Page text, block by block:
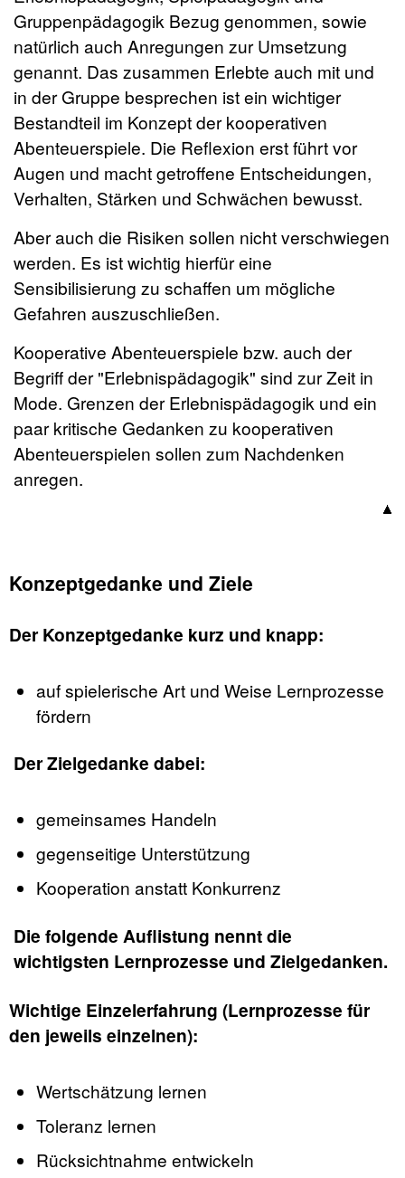
Gruppenpädagogik Bezug genommen, sowie
natürlich auch Anregungen zur Umsetzung
genannt. Das zusammen Erlebte auch mit und
in der Gruppe besprechen ist ein wichtiger
Bestandteil im Konzept der kooperativen
Abenteuerspiele. Die Reflexion erst führt vor
Augen und macht getroffene Entscheidungen,
Verhalten, Stärken und Schwächen bewusst.
Aber auch die Risiken sollen nicht verschwiegen
werden. Es ist wichtig hierfür eine
Sensibilisierung zu schaffen um mögliche
Gefahren auszuschließen.
Kooperative Abenteuerspiele bzw. auch der
Begriff der "Erlebnispädagogik" sind zur Zeit in
Mode. Grenzen der Erlebnispädagogik und ein
paar kritische Gedanken zu kooperativen
Abenteuerspielen sollen zum Nachdenken
anregen.
Konzeptgedanke und Ziele
Der Konzeptgedanke kurz und knapp:
auf spielerische Art und Weise Lernprozesse
fördern
Der Zielgedanke dabei:
gemeinsames Handeln
gegenseitige Unterstützung
Kooperation anstatt Konkurrenz
Die folgende Auflistung nennt die
wichtigsten Lernprozesse und Zielgedanken.
Wichtige Einzelerfahrung (Lernprozesse für
den jeweils einzelnen):
Wertschätzung lernen
Toleranz lernen
Rücksichtnahme entwickeln